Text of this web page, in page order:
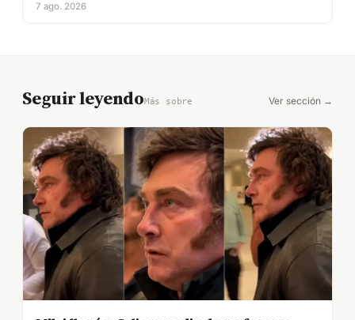
7 ago. 2026
Seguir leyendoMás sobre Ver sección →